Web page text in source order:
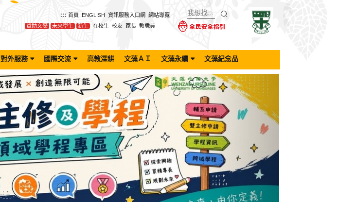
::: 首頁 ENGLISH 資訊服務入口網 網站導覽
贊助文藻
未來學生 新生 在校生 校友 家長 教職員
對外服務 國際交流 高教深耕 文藻ＡＩ 文藻永續 文藻紀念品
Next